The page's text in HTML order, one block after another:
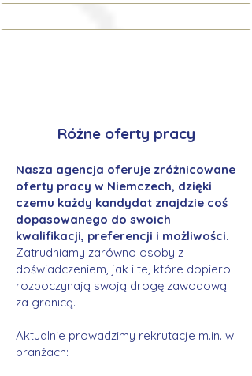
Różne oferty pracy
Nasza agencja oferuje zróżnicowane
oferty pracy w Niemczech, dzięki
czemu każdy kandydat znajdzie coś
dopasowanego do swoich
kwalifikacji, preferencji i możliwości.
Zatrudniamy zarówno osoby z
doświadczeniem, jak i te, które dopiero
rozpoczynają swoją drogę zawodową
za granicą.
Aktualnie prowadzimy rekrutacje m.in. w
branżach: